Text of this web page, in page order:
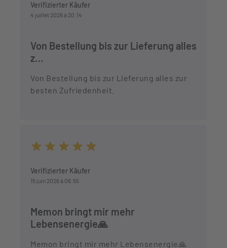
Verifizierter Käufer
4 juillet 2026 à 20:14
Von Bestellung bis zur Lieferung alles
z…
Von Bestellung bis zur Lieferung alles zur
besten Zufriedenheit.
Verifizierter Käufer
15 juin 2026 à 06:55
Memon bringt mir mehr
Lebensenergie🙏
Memon bringt mir mehr Lebensenergie🙏